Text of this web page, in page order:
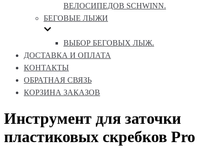
ВЕЛОСИПЕДОВ SCHWINN.
БЕГОВЫЕ ЛЫЖИ
ВЫБОР БЕГОВЫХ ЛЫЖ.
ДОСТАВКА И ОПЛАТА
КОНТАКТЫ
ОБРАТНАЯ СВЯЗЬ
КОРЗИНА ЗАКАЗОВ
Инструмент для заточки
пластиковых скребков Pro